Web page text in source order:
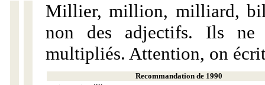
Millier, million, milliard,
non des adjectifs. Ils ne
multipliés. Attention, on
Recommandation de 1990